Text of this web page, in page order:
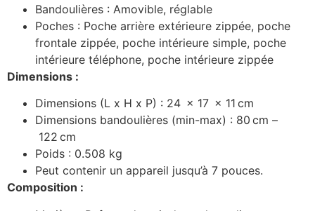
Bandoulières : Amovible, réglable
Poches : Poche arrière extérieure zippée, poche
frontale zippée, poche intérieure simple, poche
intérieure téléphone, poche intérieure zippée
Dimensions :
Dimensions (L x H x P) : 24 x 17 x 11 cm
Dimensions bandoulières (min-max) : 80 cm –
122 cm
Poids : 0.508 kg
Peut contenir un appareil jusqu’à 7 pouces.
Composition :